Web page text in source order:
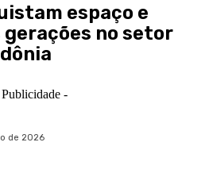
espaço e
no setor
-
de 2026